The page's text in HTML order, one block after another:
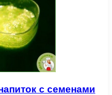
с семенами